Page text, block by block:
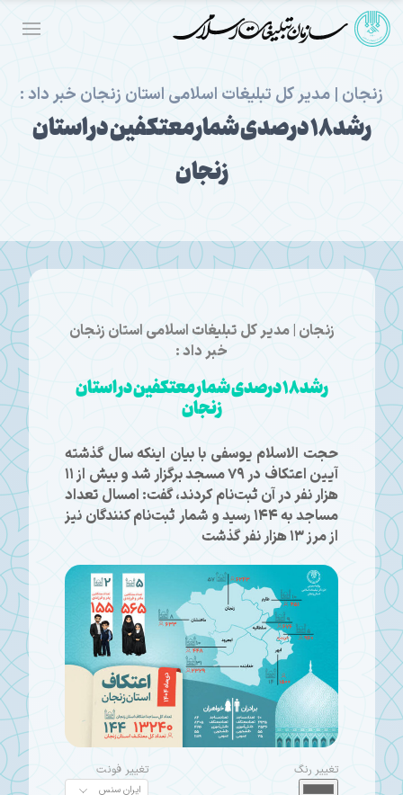
زنجان | مدیر کل تبلیغات اسلامی استان زنجان خبر داد :
رشد ۱۸ درصدی شمار معتکفین در استان
زنجان
زنجان | مدیر کل تبلیغات اسلامی استان زنجان
خبر داد :
رشد ۱۸ درصدی شمار معتکفین در استان
زنجان
حجت الاسلام یوسفی با بیان اینکه سال گذشته
آیین اعتکاف در ۷۹ مسجد برگزار شد و بیش از ۱۱
هزار نفر در آن ثبت‌نام کردند، گفت: امسال تعداد
مساجد به ۱۴۴ رسید و شمار ثبت‌نام‌ کنندگان نیز
از مرز ۱۳ هزار نفر گذشت
تغییر رنگ تغییر فونت